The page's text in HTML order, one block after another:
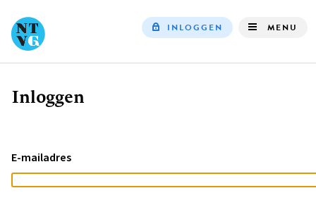
INLOGGEN MENU
Kruimelpad
Inloggen
E-mailadres